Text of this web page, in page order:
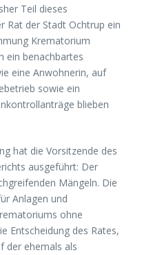
Teil dieses
Rat der Stadt Ochtrup ein
Krematorium
ein benachbartes
eine Anwohnerin, auf
sowie ein
blieben
hat die Vorsitzende des
ausgeführt: Der
Mängeln. Die
Anlagen und
ohne
Entscheidung des Rates,
der ehemals als